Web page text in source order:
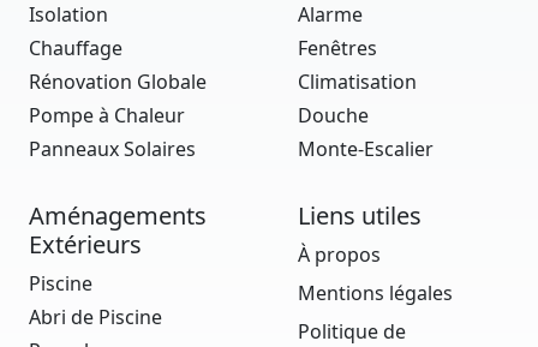
Isolation
Chauffage
Rénovation Globale
Pompe à Chaleur
Panneaux Solaires
Alarme
Fenêtres
Climatisation
Douche
Monte-Escalier
Aménagements
Extérieurs
Piscine
Abri de Piscine
Liens utiles
À propos
Mentions légales
Politique de